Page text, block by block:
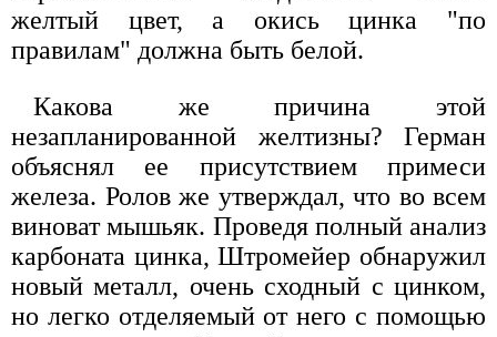
желтый цвет, а окись цинка "по
правилам" должна быть белой.
Какова же причина этой
незапланированной желтизны? Герман
объяснял ее присутствием примеси
железа. Ролов же утверждал, что во всем
виноват мышьяк. Проведя полный анализ
карбоната цинка, Штромейер обнаружил
новый металл, очень сходный с цинком,
но легко отделяемый от него с помощью